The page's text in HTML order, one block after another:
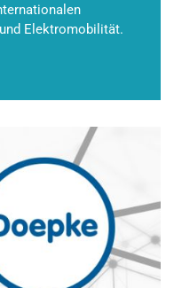
Elektromobilität.